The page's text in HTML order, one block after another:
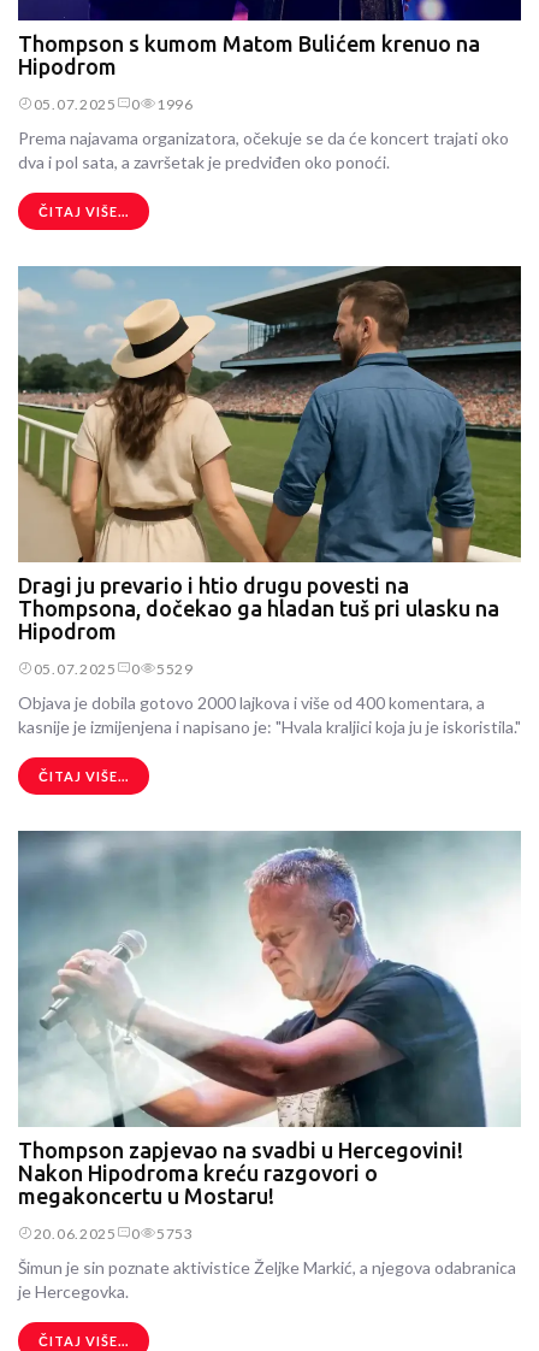
Thompson s kumom Matom Bulićem krenuo na
Hipodrom
05.07.2025 0 1996
Prema najavama organizatora, očekuje se da će koncert trajati oko
dva i pol sata, a završetak je predviđen oko ponoći.
ČITAJ VIŠE...
Dragi ju prevario i htio drugu povesti na
Thompsona, dočekao ga hladan tuš pri ulasku na
Hipodrom
05.07.2025 0 5529
Objava je dobila gotovo 2000 lajkova i više od 400 komentara, a
kasnije je izmijenjena i napisano je: "Hvala kraljici koja ju je iskoristila."
ČITAJ VIŠE...
Thompson zapjevao na svadbi u Hercegovini!
Nakon Hipodroma kreću razgovori o
megakoncertu u Mostaru!
20.06.2025 0 5753
Šimun je sin poznate aktivistice Željke Markić, a njegova odabranica
je Hercegovka.
ČITAJ VIŠE...